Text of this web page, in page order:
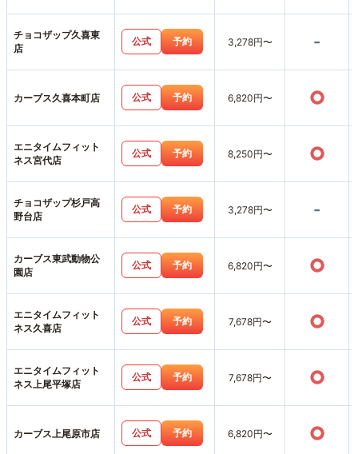
チョコザップ久喜東
店
公式 予約 3,278円〜 -
カーブス久喜本町店 公式 予約 6,820円〜 ○
エニタイムフィット
ネス宮代店
公式 予約 8,250円〜 ○
チョコザップ杉戸高
野台店
公式 予約 3,278円〜 -
カーブス東武動物公
園店
公式 予約 6,820円〜 ○
エニタイムフィット
ネス久喜店
公式 予約 7,678円〜 ○
エニタイムフィット
ネス上尾平塚店
公式 予約 7,678円〜 ○
カーブス上尾原市店 公式 予約 6,820円〜 ○